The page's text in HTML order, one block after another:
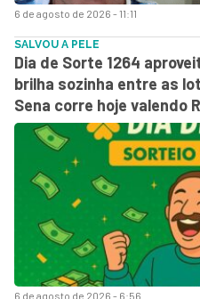
6 de agosto de 2026 - 11:11
6 de agosto de 2026 - 6:56
SALVOU A PELE
Dia de Sorte 1264
brilha sozinha entre as
Sena corre hoje valendo